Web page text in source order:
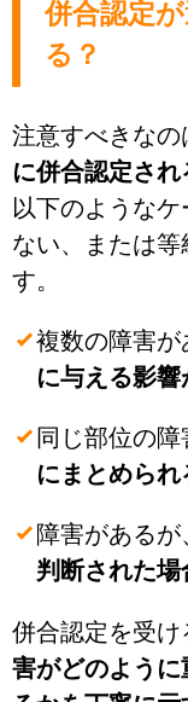
併合認定
る？
注意すべきなの
に併合認定さ
以下のような
ない、または等
す。
複数の障害が
に与える影
同じ部位の障
にまとめら
障害があるが
判断された場
併合認定を受け
害がどのよう